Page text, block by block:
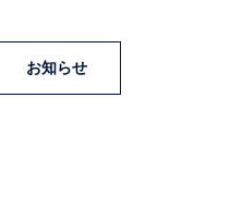
お知らせ